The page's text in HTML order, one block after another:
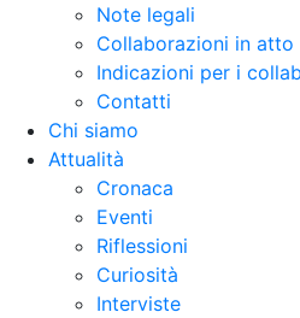
Note legali
Collaborazioni in atto
Indicazioni per i
Contatti
Chi siamo
Attualità
Cronaca
Eventi
Riflessioni
Curiosità
Interviste